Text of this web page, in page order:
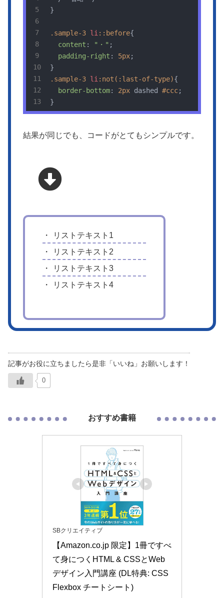
}
.sample-3 li ::before{
content : "・" ;
padding-right : 5px;
.sample-3 li :not( :last-of-type){
border-bottom: 2px dashed #ccc;
}
結果が同じでも、コードがとてもシンプルです。
リストテキスト1
リストテキスト2
リストテキスト3
リストテキスト4
0
SBクリエイティブ
【Amazon.co.jp 限定】1冊ですべ
て身につくHTML & CSSとWeb
デザイン入門講座 (DL特典: CSS
Flexbox チートシート)